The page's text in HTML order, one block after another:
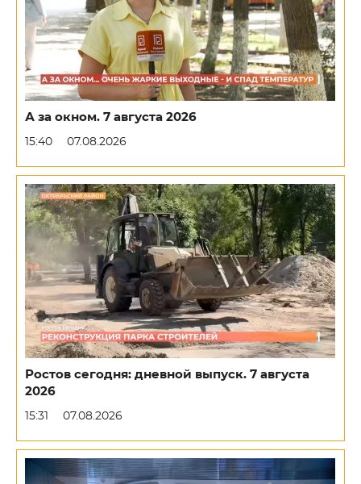
А за окном. 7 августа 2026
15:40 07.08.2026
Ростов сегодня: дневной выпуск. 7 августа
2026
15:31 07.08.2026